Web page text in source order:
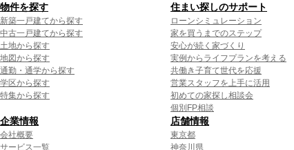
物件を探す
新築一戸建てから探す
中古一戸建てから探す
土地から探す
地図から探す
通勤・通学から探す
学区から探す
特集から探す
住まい探しのサポート
ローンシミュレーション
家を買うまでのステップ
安心が続く家づくり
実例からライフプランを考える
共働き子育て世代を応援
営業スタッフを上手に活用
初めての家探し相談会
個別FP相談
企業情報
会社概要
サービス一覧
店舗情報
東京都
神奈川県